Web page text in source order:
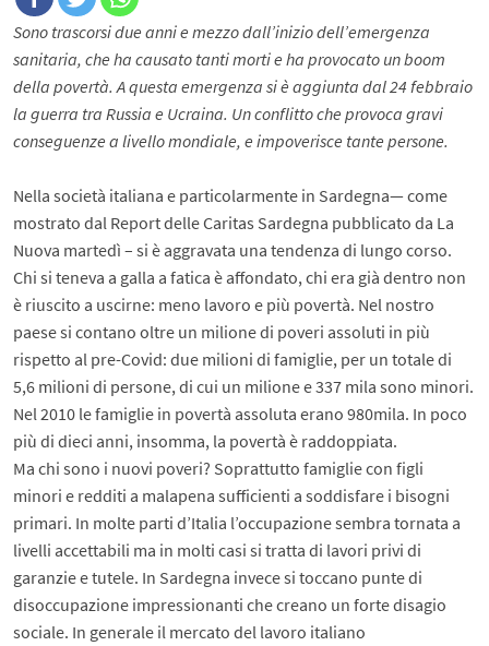
Sono trascorsi due anni e mezzo dall’inizio dell’emergenza
sanitaria, che ha causato tanti morti e ha provocato un boom
della povertà. A questa emergenza si è aggiunta dal 24 febbraio
la guerra tra Russia e Ucraina. Un conflitto che provoca gravi
conseguenze a livello mondiale, e impoverisce tante persone.
Nella società italiana e particolarmente in Sardegna— come
mostrato dal Report delle Caritas Sardegna pubblicato da La
Nuova martedì – si è aggravata una tendenza di lungo corso.
Chi si teneva a galla a fatica è affondato, chi era già dentro non
è riuscito a uscirne: meno lavoro e più povertà. Nel nostro
paese si contano oltre un milione di poveri assoluti in più
rispetto al pre-Covid: due milioni di famiglie, per un totale di
5,6 milioni di persone, di cui un milione e 337 mila sono minori.
Nel 2010 le famiglie in povertà assoluta erano 980mila. In poco
più di dieci anni, insomma, la povertà è raddoppiata.
Ma chi sono i nuovi poveri? Soprattutto famiglie con figli
minori e redditi a malapena sufficienti a soddisfare i bisogni
primari. In molte parti d’Italia l’occupazione sembra tornata a
livelli accettabili ma in molti casi si tratta di lavori privi di
garanzie e tutele. In Sardegna invece si toccano punte di
disoccupazione impressionanti che creano un forte disagio
sociale. In generale il mercato del lavoro italiano